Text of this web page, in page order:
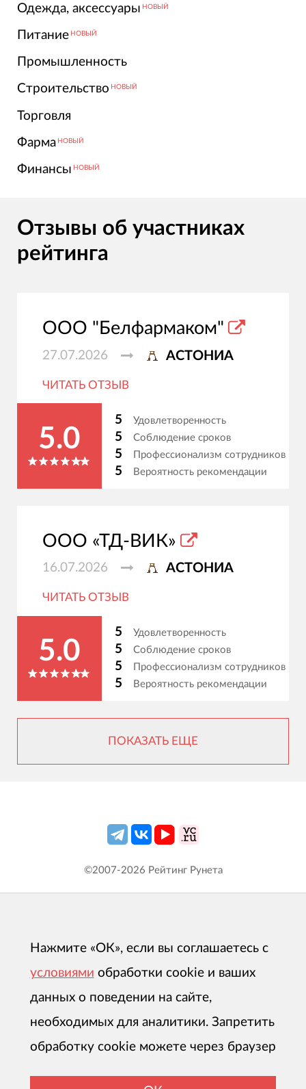
Одежда, аксессуары НОВЫЙ
Питание НОВЫЙ
Промышленность
Строительство НОВЫЙ
Торговля
Фарма НОВЫЙ
Финансы НОВЫЙ
Отзывы об участниках
рейтинга
ООО "Белфармаком"
27.07.2026 АСТОНИА
ЧИТАТЬ ОТЗЫВ
5.0
5 Удовлетворенность
5 Соблюдение сроков
5 Профессионализм сотрудников
5 Вероятность рекомендации
ООО «ТД-ВИК»
16.07.2026 АСТОНИА
ЧИТАТЬ ОТЗЫВ
5.0
5 Удовлетворенность
5 Соблюдение сроков
5 Профессионализм сотрудников
5 Вероятность рекомендации
ПОКАЗАТЬ ЕЩЕ
©2007-2026 Рейтинг Рунета
Нажмите «ОК», если вы соглашаетесь с
условиями обработки cookie и ваших
данных о поведении на сайте,
необходимых для аналитики. Запретить
обработку cookie можете через браузер